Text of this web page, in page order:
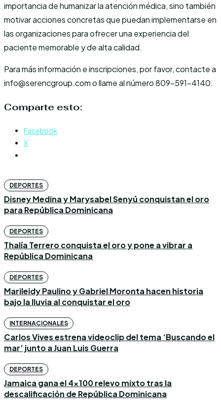
importancia de humanizar la atención médica, sino también
motivar acciones concretas que puedan implementarse en
las organizaciones para ofrecer una experiencia del
paciente memorable y de alta calidad.
Para más información e inscripciones, por favor, contacte a
info@serencgroup.com o llame al número 809-591-4140.
Comparte esto:
Facebook
X
DEPORTES
Disney Medina y Marysabel Senyú conquistan el oro
para República Dominicana
DEPORTES
Thalía Terrero conquista el oro y pone a vibrar a
República Dominicana
DEPORTES
Marileidy Paulino y Gabriel Moronta hacen historia
bajo la lluvia al conquistar el oro
INTERNACIONALES
Carlos Vives estrena videoclip del tema ‘Buscando el
mar’ junto a Juan Luis Guerra
DEPORTES
Jamaica gana el 4×100 relevo mixto tras la
descalificación de República Dominicana